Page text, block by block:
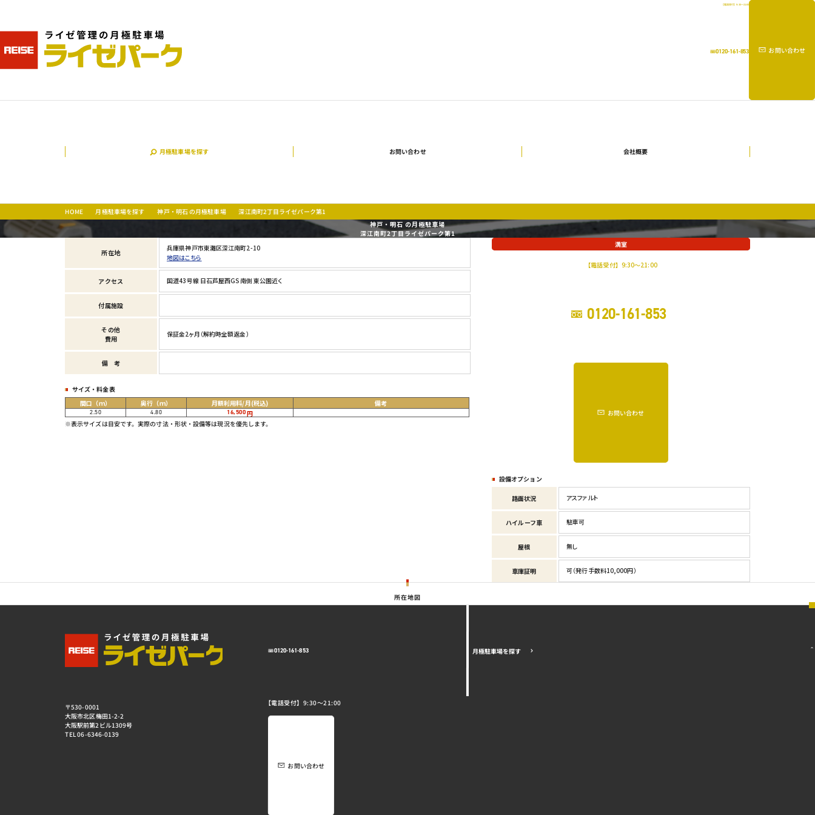
【電話受付】9:30～21:00
0120-161-853 お問い合わせ
月極駐車場を探す お問い合わせ 会社概要
HOME 月極駐車場を探す 神戸・明石 の月極駐車場 深江南町2丁目ライゼパーク第1
神戸・明石 の月極駐車場
深江南町2丁目ライゼパーク第1
所在地
兵庫県神戸市東灘区深江南町2-10
地図はこちら
アクセス 国道43号線 日石芦屋西GS南側 東公園近く
付属施設
その他
費用
保証金2ヶ月（解約時全額返金）
備考
サイズ・料金表
間口 （ｍ） 奥行 （ｍ） 月額利用料/月(税込) 備考
2.50 4.80 16,500円
※表示サイズは目安です。実際の寸法・形状・設備等は現況を優先します。
満室
【電話受付】9:30～21:00
0120-161-853
お問い合わせ
設備オプション
路面状況 アスファルト
ハイルーフ車 駐車可
屋根 無し
車庫証明 可（発行手数料10,000円）
所在地図
〒530-0001
大阪市北区梅田1-2-2
大阪駅前第2ビル1309号
TEL 06-6346-0139
0120-161-853
【電話受付】9:30～21:00
お問い合わせ
月極駐車場を探す